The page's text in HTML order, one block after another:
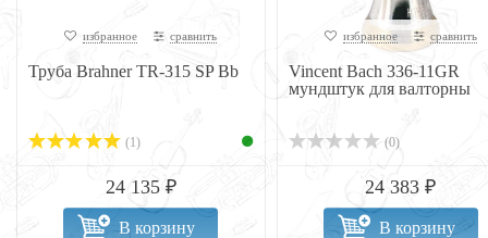
избранное сравнить
Труба Brahner TR-315 SP Bb
(1)
24 135 ₽
В корзину
избранное сравнить
Vincent Bach 336-11GR
мундштук для валторны
(0)
24 383 ₽
В корзину